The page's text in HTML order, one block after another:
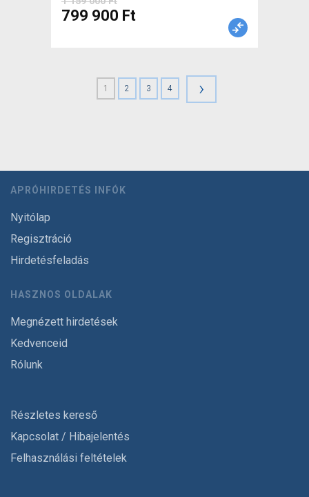
799 900 Ft
1 2 3 4 ›
APRÓHIRDETÉS INFÓK
Nyitólap
Regisztráció
Hirdetésfeladás
HASZNOS OLDALAK
Megnézett hirdetések
Kedvenceid
Rólunk
Részletes kereső
Kapcsolat / Hibajelentés
Felhasználási feltételek